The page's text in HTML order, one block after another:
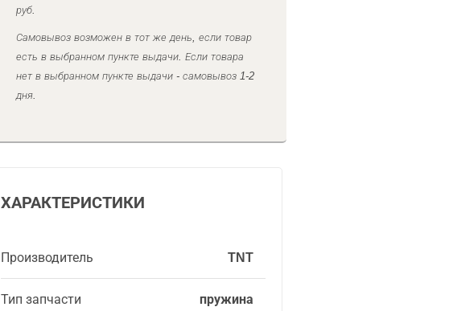
руб.
Самовывоз возможен в тот же день, если товар
есть в выбранном пункте выдачи. Если товара
нет в выбранном пункте выдачи - самовывоз 1-2
дня.
ХАРАКТЕРИСТИКИ
Производитель TNT
Тип запчасти пружина